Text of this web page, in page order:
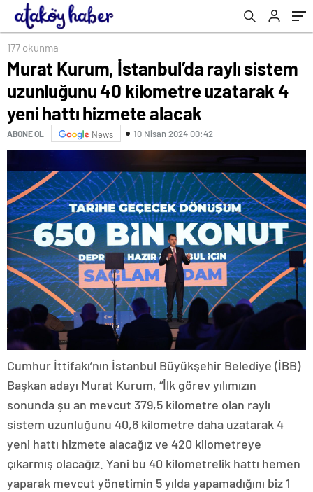
hattı hizmete alacak
177 okunma
Murat Kurum, İstanbul’da raylı sistem
uzunluğunu 40 kilometre uzatarak 4
yeni hattı hizmete alacak
ABONE OL News 10 Nisan 2024 00:42
Cumhur İttifakı’nın İstanbul Büyükşehir Belediye (İBB)
Başkan adayı Murat Kurum, “İlk görev yılımızın
sonunda şu an mevcut 379,5 kilometre olan raylı
sistem uzunluğunu 40,6 kilometre daha uzatarak 4
yeni hattı hizmete alacağız ve 420 kilometreye
çıkarmış olacağız. Yani bu 40 kilometrelik hattı hemen
yaparak mevcut yönetimin 5 yılda yapamadığını biz 1